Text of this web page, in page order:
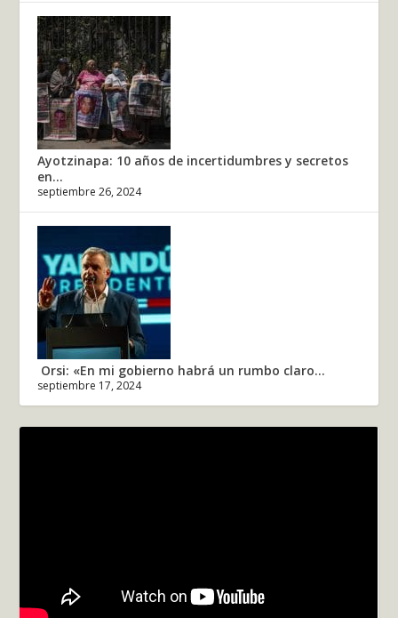
Ayotzinapa: 10 años de incertidumbres y secretos
en...
septiembre 26, 2024
Orsi: «En mi gobierno habrá un rumbo claro...
septiembre 17, 2024